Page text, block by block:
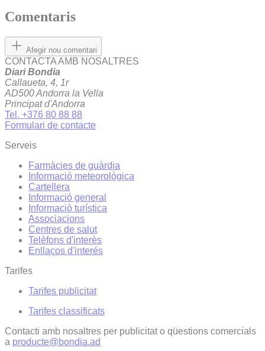
Comentaris
Afegir nou comentari
CONTACTA AMB NOSALTRES
Diari Bondia
Callaueta, 4, 1r
AD500 Andorra la Vella
Principat d'Andorra
Tel. +376 80 88 88
Formulari de contacte
Serveis
Farmàcies de guàrdia
Informació meteorològica
Cartellera
Informació general
Informació turística
Associacions
Centres de salut
Telèfons d'interès
Enllaços d'interés
Tarifes
Tarifes publicitat
Tarifes classificats
Contacti amb nosaltres per publicitat o qüestions comercials
a producte@bondia.ad